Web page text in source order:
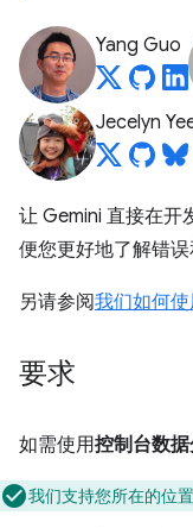
Yang Guo
Jecelyn
让 Gemini 直接在开
便您更好地了解错误
另请参阅我们如何
要求
如需使用控制台数
我们支持您所在的位